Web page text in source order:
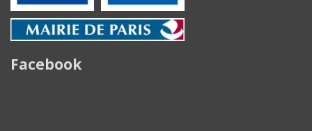
Facebook